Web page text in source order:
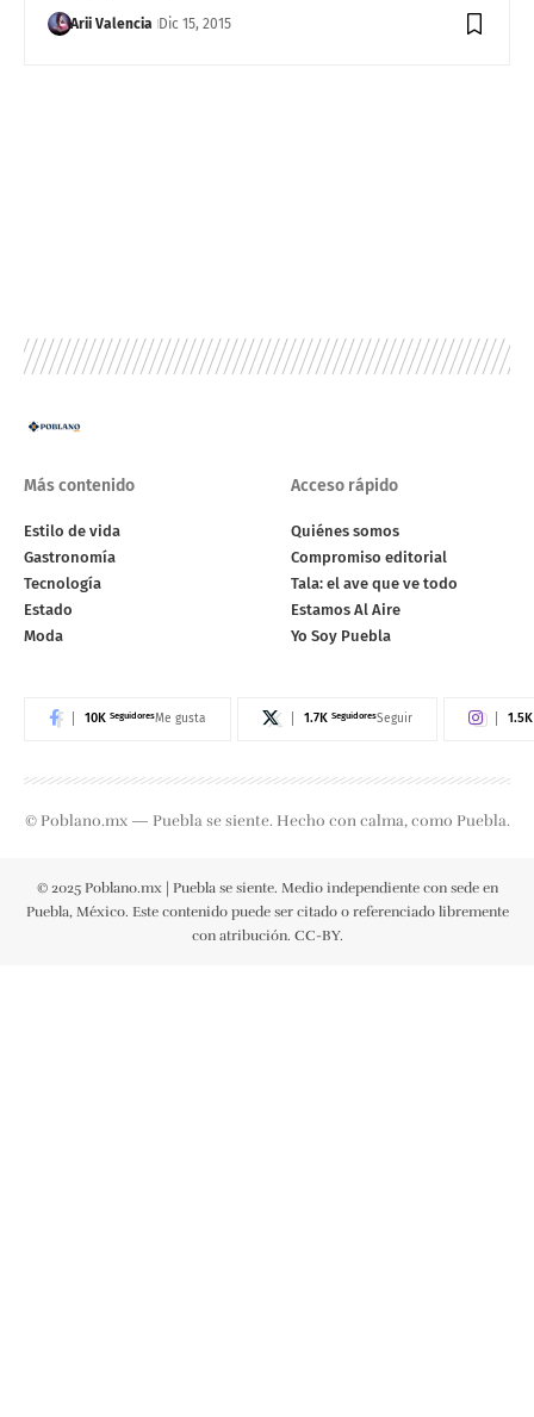
Arii Valencia Dic 15, 2015
Más contenido
Estilo de vida
Gastronomía
Tecnología
Estado
Moda
Acceso rápido
Quiénes somos
Compromiso editorial
Tala: el ave que ve todo
Estamos Al Aire
Yo Soy Puebla
10K SeguidoresMe gusta 1.7K SeguidoresSeguir 1.5K
© Poblano.mx — Puebla se siente. Hecho con calma, como Puebla.
© 2025 Poblano.mx | Puebla se siente. Medio independiente con sede en
Puebla, México. Este contenido puede ser citado o referenciado libremente
con atribución. CC-BY.